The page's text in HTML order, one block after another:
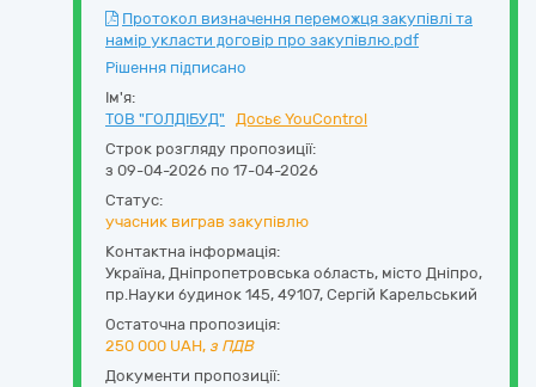
Протокол визначення переможця закупівлі та
намір укласти договір про закупівлю.pdf
Рішення підписано
Ім'я:
ТОВ "ГОЛДІБУД"
Досьє YouControl
Строк розгляду пропозиції:
з 09-04-2026 по 17-04-2026
Статус:
учасник виграв закупівлю
Контактна інформація:
Україна, Дніпропетровська область, місто Дніпро,
пр.Науки будинок 145, 49107, Сергій Карельський
Остаточна пропозиція:
250 000 UAH, з ПДВ
Документи пропозиції: